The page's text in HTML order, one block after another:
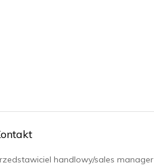
handlowy/sales manager